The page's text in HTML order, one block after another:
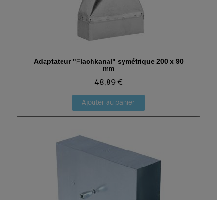
Aperçu rapide
Adaptateur "Flachkanal" symétrique 200 x 90
mm
48,89 €
Ajouter au panier